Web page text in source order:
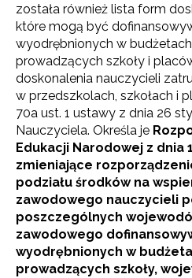
została również lista form
które mogą być
wyodrębnionych w
prowadzących szkoły i
doskonalenia nauczycieli
w przedszkolach, szkołach i
70a ust. 1 ustawy z dnia 26
Nauczyciela. Określa je
Edukacji Narodowej z dnia
zmieniające
podziału środków na
zawodowego nauczycieli
poszczególnych
zawodowego
wyodrębnionych w
prowadzących szkoły,